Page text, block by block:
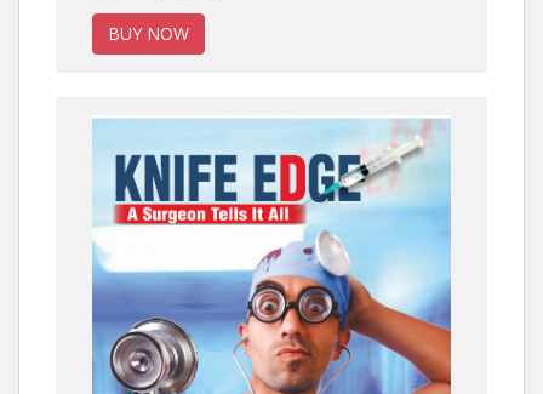
BUY NOW